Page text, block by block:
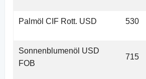
Palmöl CIF Rott. USD 530
Sonnenblumenöl USD
FOB
715